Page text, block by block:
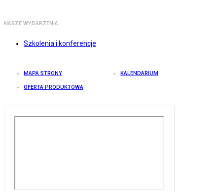
NASZE WYDARZENIA
Szkolenia i konferencje
MAPA STRONY KALENDARIUM
OFERTA PRODUKTOWA